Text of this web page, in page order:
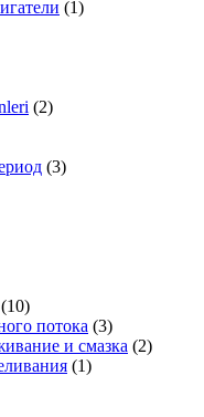
(1)
(2)
(3)
(10)
потока (3)
и смазка (2)
(1)